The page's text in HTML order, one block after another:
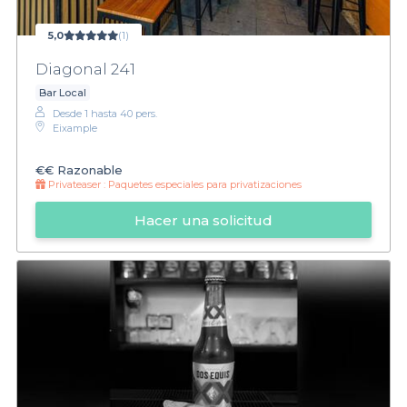
5,0 (1)
Diagonal 241
Bar Local
Desde 1 hasta 40 pers.
Eixample
€€ Razonable
Privateaser : Paquetes especiales para privatizaciones
Hacer una solicitud